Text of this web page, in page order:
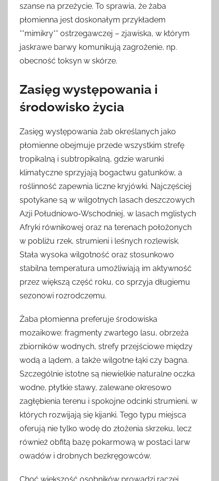
szanse na przeżycie. To sprawia, że żaba
płomienna jest doskonałym przykładem
**mimikry** ostrzegawczej – zjawiska, w którym
jaskrawe barwy komunikują zagrożenie, np.
obecność toksyn w skórze.
Zasięg występowania i
środowisko życia
Zasięg występowania żab określanych jako
płomienne obejmuje przede wszystkim strefę
tropikalną i subtropikalną, gdzie warunki
klimatyczne sprzyjają bogactwu gatunków, a
roślinność zapewnia liczne kryjówki. Najczęściej
spotykane są w wilgotnych lasach deszczowych
Azji Południowo‑Wschodniej, w lasach mglistych
Afryki równikowej oraz na terenach położonych
w pobliżu rzek, strumieni i leśnych rozlewisk.
Stała wysoka wilgotność oraz stosunkowo
stabilna temperatura umożliwiają im aktywność
przez większą część roku, co sprzyja długiemu
sezonowi rozrodczemu.
Żaba płomienna preferuje środowiska
mozaikowe: fragmenty zwartego lasu, obrzeża
zbiorników wodnych, strefy przejściowe między
wodą a lądem, a także wilgotne łąki czy bagna.
Szczególnie istotne są niewielkie naturalne oczka
wodne, płytkie stawy, zalewane okresowo
zagłębienia terenu i spokojne odcinki strumieni, w
których rozwijają się kijanki. Tego typu miejsca
oferują nie tylko wodę do złożenia skrzeku, lecz
również obfitą bazę pokarmową w postaci larw
owadów i drobnych bezkręgowców.